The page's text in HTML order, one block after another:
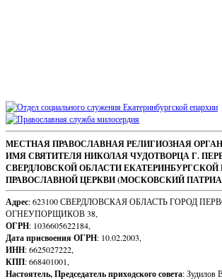
Sidebar
Footer
Content
МЕСТНАЯ ПРАВОСЛАВНАЯ РЕЛИГИОЗНАЯ
ИМЯ СВЯТИТЕЛЯ НИКОЛАЯ ЧУДОТВОРЦА Г.
СВЕРДЛОВСКОЙ ОБЛАСТИ
ПРАВОСЛАВНОЙ ЦЕРКВИ (МОСКОВСКИЙ
Адрес: 623100 СВЕРДЛОВСКАЯ ОБЛАСТЬ ГОРОД
ОГНЕУПОРЩИКОВ 38,
ОГРН: 1036605622184,
Дата присвоения ОГРН: 10.02.2003,
ИНН: 6625027222,
КПП: 668401001,
Настоятель, Председатель приходского совета: Зудилов